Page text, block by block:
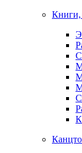
Книги,